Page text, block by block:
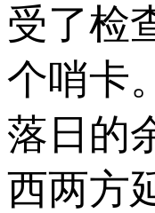
受了检
个哨卡
落日的
西两方